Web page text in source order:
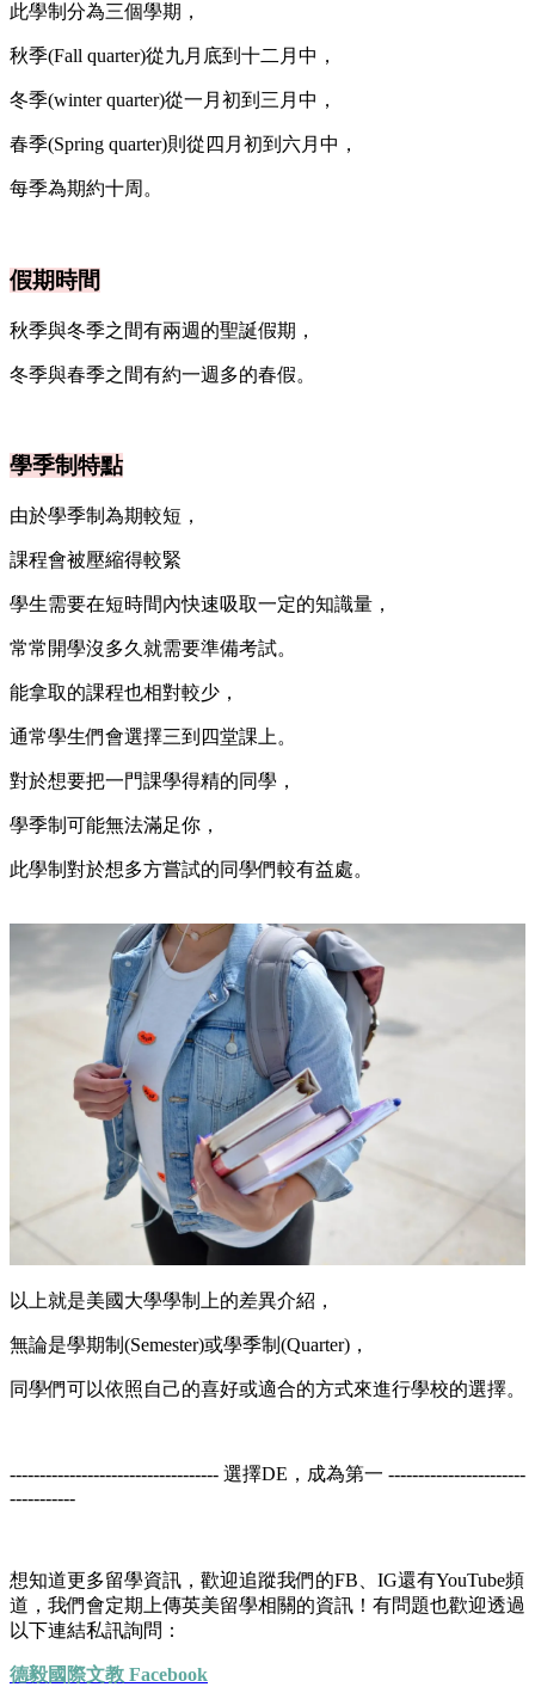
此學制分為三個學期，
秋季(Fall quarter)從九月底到十二月中，
冬季(winter quarter)從一月初到三月中，
春季(Spring quarter)則從四月初到六月中，
每季為期約十周。
假期時間
秋季與冬季之間有兩週的聖誕假期，
冬季與春季之間有約一週多的春假。
學季制特點
由於學季制為期較短，
課程會被壓縮得較緊
學生需要在短時間內快速吸取一定的知識量，
常常開學沒多久就需要準備考試。
能拿取的課程也相對較少，
通常學生們會選擇三到四堂課上。
對於想要把一門課學得精的同學，
學季制可能無法滿足你，
此學制對於想多方嘗試的同學們較有益處。
以上就是美國大學學制上的差異介紹，
無論是學期制(Semester)或學季制(Quarter)，
同學們可以依照自己的喜好或適合的方式來進行學校的選擇。
----------------------------------- 選擇DE，成為第一 -----------------------
-----------
想知道更多留學資訊，歡迎追蹤我們的FB、IG還有YouTube頻
道，我們會定期上傳英美留學相關的資訊！有問題也歡迎透過
以下連結私訊詢問：
德毅國際文教 Facebook